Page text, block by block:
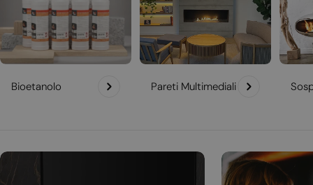
Bioetanolo Pareti Multimediali